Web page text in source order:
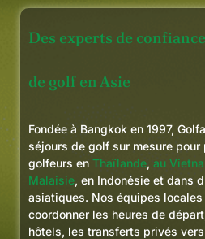
Des experts de
de golf en Asie
Fondée à Bangkok en 1997,
séjours de golf sur mesure
golfeurs en Thaïlande, au
Malaisie, en Indonésie et dans
asiatiques. Nos équipes
coordonner les heures de
hôtels, les transferts privés